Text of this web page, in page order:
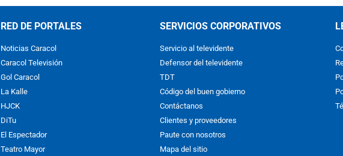
RED DE PORTALES
Noticias Caracol
Caracol Televisión
Gol Caracol
La Kalle
HJCK
DiTu
El Espectador
Teatro Mayor
SERVICIOS CORPORATIVOS
Servicio al televidente
Defensor del televidente
TDT
Código del buen gobierno
Contáctanos
Clientes y proveedores
Paute con nosotros
Mapa del sitio